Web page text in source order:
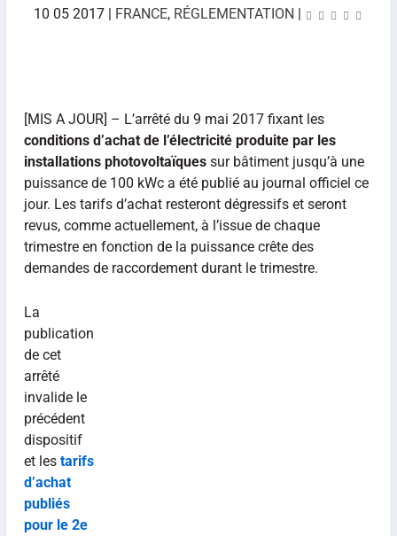
10 05 2017| FRANCE, RÉGLEMENTATION |
[MIS A JOUR] – L’arrêté du 9 mai 2017 fixant les
conditions d’achat de l’électricité produite par les
installations photovoltaïquessur bâtiment jusqu’à une
puissance de 100 kWc a été publié au journal officiel ce
jour. Les tarifs d’achat resteront dégressifs et seront
revus, comme actuellement, à l’issue de chaque
trimestre en fonction de la puissance crête des
demandes de raccordement durant le trimestre.
La
publication
de cet
arrêté
invalide le
précédent
dispositif
et les tarifs
d’achat
publiés
pour le 2e